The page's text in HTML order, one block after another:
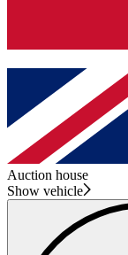
Auction house
Show vehicle